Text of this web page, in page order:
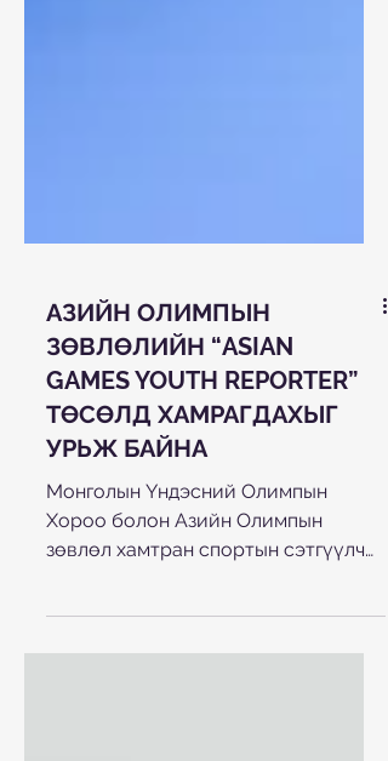
АЗИЙН ОЛИМПЫН
ЗӨВЛӨЛИЙН “ASIAN
GAMES YOUTH REPORTER”
ТӨСӨЛД ХАМРАГДАХЫГ
УРЬЖ БАЙНА
Монголын Үндэсний Олимпын
Хороо болон Азийн Олимпын
сонгон шалгаруулж, Япон...